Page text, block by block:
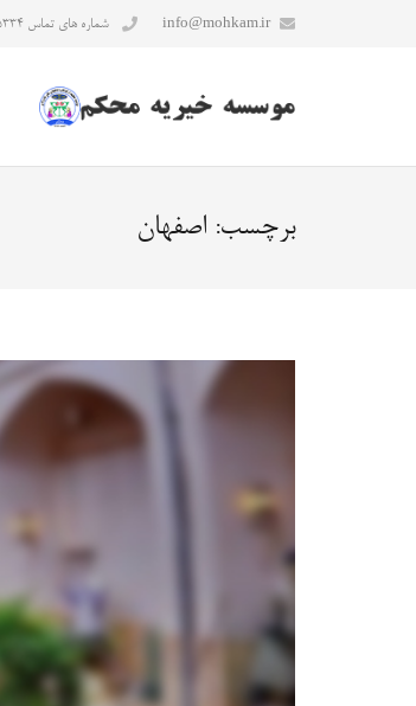
info@mohkam.ir شماره های تماس ۸۸۴۱۵۳۳۴ ۸۸۴۳۸۱۸۰
برچسب: اصفهان